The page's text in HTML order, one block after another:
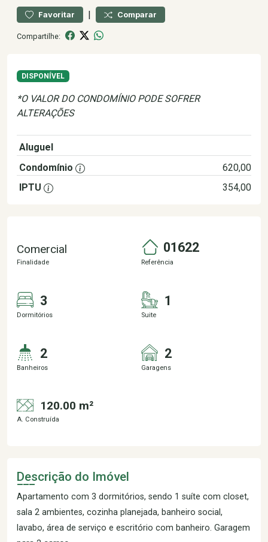
Favoritar | Comparar
Compartilhe:
DISPONÍVEL
*O VALOR DO CONDOMÍNIO PODE SOFRER
ALTERAÇÕES
Aluguel
Condomínio
620,00
IPTU
354,00
Comercial
Finalidade
01622
Referência
3
Dormitórios
1
Suite
2
Banheiros
2
Garagens
120.00 m²
A. Construída
Descrição do Imóvel
Apartamento com 3 dormitórios, sendo 1 suíte com closet,
sala 2 ambientes, cozinha planejada, banheiro social,
lavabo, área de serviço e escritório com banheiro. Garagem